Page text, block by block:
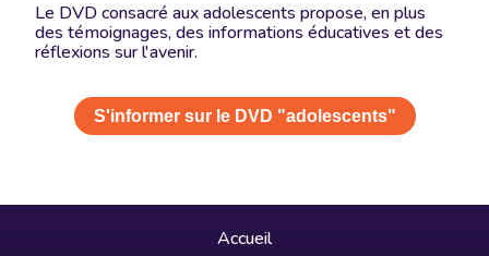
Le DVD consacré aux adolescents propose, en plus
des témoignages, des informations éducatives et des
réflexions sur l'avenir.
S'informer sur le DVD "adolescents"
Accueil